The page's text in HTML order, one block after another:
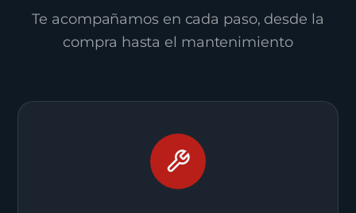
Te acompañamos en cada paso, desde la
compra hasta el mantenimiento